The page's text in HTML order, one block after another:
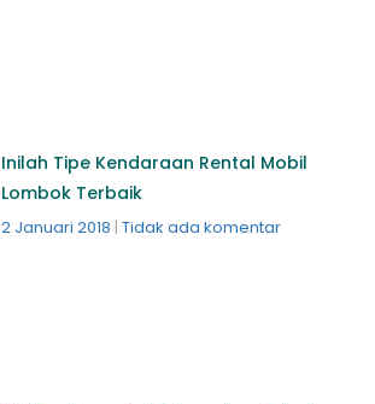
Inilah Tipe Kendaraan Rental Mobil
Lombok Terbaik
2 Januari 2018 Tidak ada komentar